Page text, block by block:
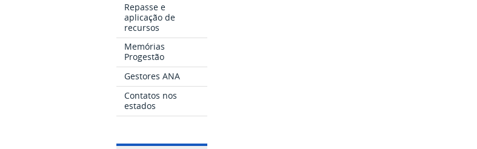
Repasse e
aplicação de
recursos
Memórias
Progestão
Gestores ANA
Contatos nos
estados